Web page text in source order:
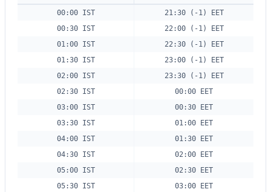
00:00 IST
21:30 (-1) EET
00:30 IST
22:00 (-1) EET
01:00 IST
22:30 (-1) EET
01:30 IST
23:00 (-1) EET
02:00 IST
23:30 (-1) EET
02:30 IST
00:00 EET
03:00 IST
00:30 EET
03:30 IST
01:00 EET
04:00 IST
01:30 EET
04:30 IST
02:00 EET
05:00 IST
02:30 EET
05:30 IST
03:00 EET